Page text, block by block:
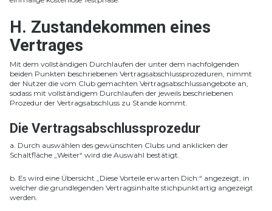
H. Zustandekommen eines
Vertrages
Mit dem vollständigen Durchlaufen der unter dem nachfolgenden
beiden Punkten beschriebenen Vertragsabschlussprozeduren, nimmt
der Nutzer die vom Club gemachten Vertragsabschlussangebote an,
sodass mit vollständigem Durchlaufen der jeweils beschriebenen
Prozedur der Vertragsabschluss zu Stande kommt.
Die Vertragsabschlussprozedur
a. Durch auswählen des gewünschten Clubs und anklicken der
Schaltfläche „Weiter“ wird die Auswahl bestätigt.
b. Es wird eine Übersicht „Diese Vorteile erwarten Dich:“ angezeigt, in
welcher die grundlegenden Vertragsinhalte stichpunktartig angezeigt
werden.